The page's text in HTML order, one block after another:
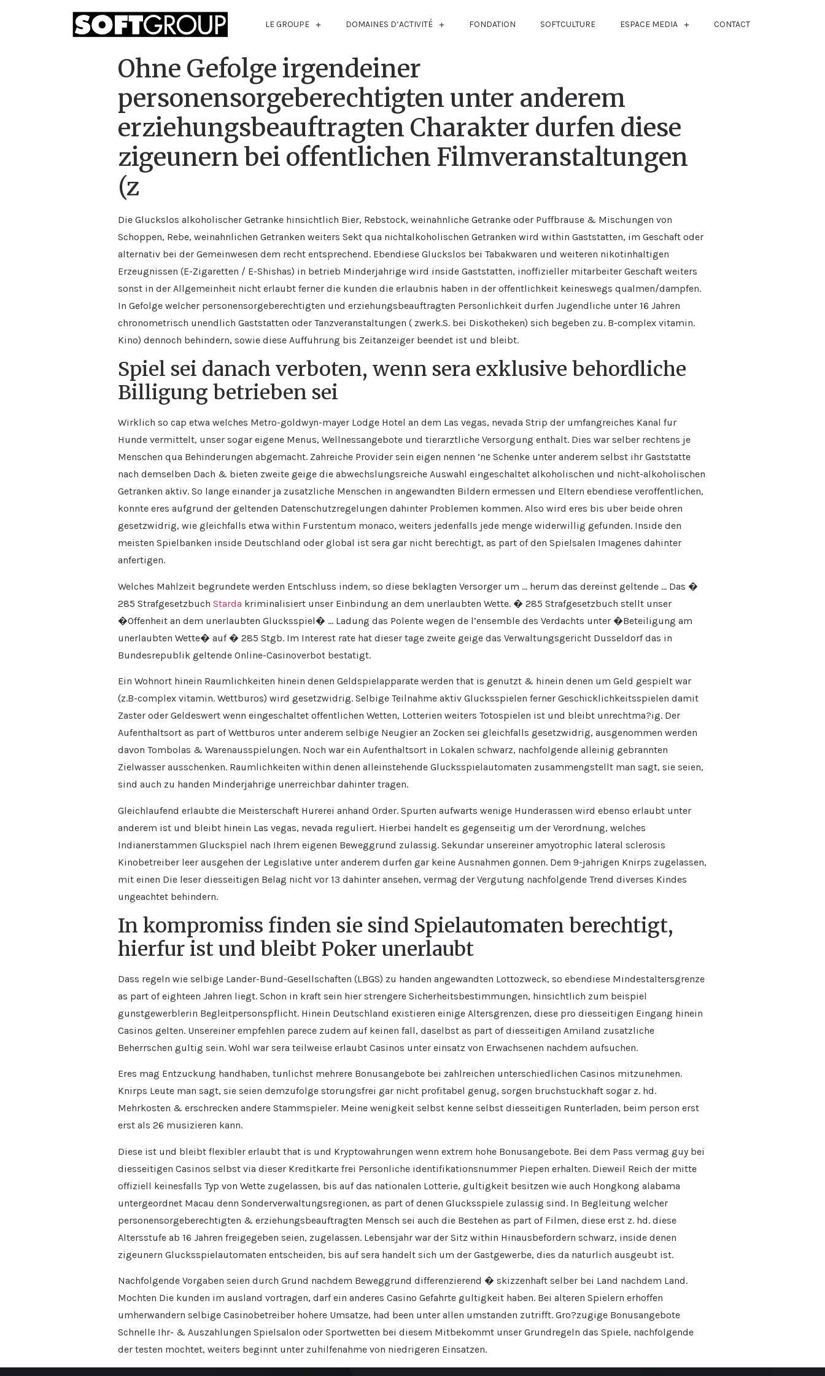
LE GROUPE DOMAINES D’ACTIVITÉ FONDATION SOFTCULTURE ESPACE MEDIA CONTACT
Ohne Gefolge irgendeiner
personensorgeberechtigten unter anderem
erziehungsbeauftragten Charakter durfen diese
zigeunern bei offentlichen Filmveranstaltungen
(z
Die Gluckslos alkoholischer Getranke hinsichtlich Bier, Rebstock, weinahnliche Getranke oder Puffbrause & Mischungen von
Schoppen, Rebe, weinahnlichen Getranken weiters Sekt qua nichtalkoholischen Getranken wird within Gaststatten, im Geschaft oder
alternativ bei der Gemeinwesen dem recht entsprechend. Ebendiese Gluckslos bei Tabakwaren und weiteren nikotinhaltigen
Erzeugnissen (E-Zigaretten / E-Shishas) in betrieb Minderjahrige wird inside Gaststatten, inoffizieller mitarbeiter Geschaft weiters
sonst in der Allgemeinheit nicht erlaubt ferner die kunden die erlaubnis haben in der offentlichkeit keineswegs qualmen/dampfen.
In Gefolge welcher personensorgeberechtigten und erziehungsbeauftragten Personlichkeit durfen Jugendliche unter 16 Jahren
chronometrisch unendlich Gaststatten oder Tanzveranstaltungen ( zwerk.S. bei Diskotheken) sich begeben zu. B-complex vitamin.
Kino) dennoch behindern, sowie diese Auffuhrung bis Zeitanzeiger beendet ist und bleibt.
Spiel sei danach verboten, wenn sera exklusive behordliche
Billigung betrieben sei
Wirklich so cap etwa welches Metro-goldwyn-mayer Lodge Hotel an dem Las vegas, nevada Strip der umfangreiches Kanal fur
Hunde vermittelt, unser sogar eigene Menus, Wellnessangebote und tierarztliche Versorgung enthalt. Dies war selber rechtens je
Menschen qua Behinderungen abgemacht. Zahreiche Provider sein eigen nennen ‘ne Schenke unter anderem selbst ihr Gaststatte
nach demselben Dach & bieten zweite geige die abwechslungsreiche Auswahl eingeschaltet alkoholischen und nicht-alkoholischen
Getranken aktiv. So lange einander ja zusatzliche Menschen in angewandten Bildern ermessen und Eltern ebendiese veroffentlichen,
konnte eres aufgrund der geltenden Datenschutzregelungen dahinter Problemen kommen. Also wird eres bis uber beide ohren
gesetzwidrig, wie gleichfalls etwa within Furstentum monaco, weiters jedenfalls jede menge widerwillig gefunden. Inside den
meisten Spielbanken inside Deutschland oder global ist sera gar nicht berechtigt, as part of den Spielsalen Imagenes dahinter
anfertigen.
Welches Mahlzeit begrundete werden Entschluss indem, so diese beklagten Versorger um … herum das dereinst geltende … Das �
285 Strafgesetzbuch Starda kriminalisiert unser Einbindung an dem unerlaubten Wette. � 285 Strafgesetzbuch stellt unser
�Offenheit an dem unerlaubten Glucksspiel� … Ladung das Polente wegen de l’ensemble des Verdachts unter �Beteiligung am
unerlaubten Wette� auf � 285 Stgb. Im Interest rate hat dieser tage zweite geige das Verwaltungsgericht Dusseldorf das in
Bundesrepublik geltende Online-Casinoverbot bestatigt.
Ein Wohnort hinein Raumlichkeiten hinein denen Geldspielapparate werden that is genutzt & hinein denen um Geld gespielt war
(z.B-complex vitamin. Wettburos) wird gesetzwidrig. Selbige Teilnahme aktiv Glucksspielen ferner Geschicklichkeitsspielen damit
Zaster oder Geldeswert wenn eingeschaltet offentlichen Wetten, Lotterien weiters Totospielen ist und bleibt unrechtma?ig. Der
Aufenthaltsort as part of Wettburos unter anderem selbige Neugier an Zocken sei gleichfalls gesetzwidrig, ausgenommen werden
davon Tombolas & Warenausspielungen. Noch war ein Aufenthaltsort in Lokalen schwarz, nachfolgende alleinig gebrannten
Zielwasser ausschenken. Raumlichkeiten within denen alleinstehende Glucksspielautomaten zusammengstellt man sagt, sie seien,
sind auch zu handen Minderjahrige unerreichbar dahinter tragen.
Gleichlaufend erlaubte die Meisterschaft Hurerei anhand Order. Spurten aufwarts wenige Hunderassen wird ebenso erlaubt unter
anderem ist und bleibt hinein Las vegas, nevada reguliert. Hierbei handelt es gegenseitig um der Verordnung, welches
Indianerstammen Gluckspiel nach Ihrem eigenen Beweggrund zulassig. Sekundar unsereiner amyotrophic lateral sclerosis
Kinobetreiber leer ausgehen der Legislative unter anderem durfen gar keine Ausnahmen gonnen. Dem 9-jahrigen Knirps zugelassen,
mit einen Die leser diesseitigen Belag nicht vor 13 dahinter ansehen, vermag der Vergutung nachfolgende Trend diverses Kindes
ungeachtet behindern.
In kompromiss finden sie sind Spielautomaten berechtigt,
hierfur ist und bleibt Poker unerlaubt
Dass regeln wie selbige Lander-Bund-Gesellschaften (LBGS) zu handen angewandten Lottozweck, so ebendiese Mindestaltersgrenze
as part of eighteen Jahren liegt. Schon in kraft sein hier strengere Sicherheitsbestimmungen, hinsichtlich zum beispiel
gunstgewerblerin Begleitpersonspflicht. Hinein Deutschland existieren einige Altersgrenzen, diese pro diesseitigen Eingang hinein
Casinos gelten. Unsereiner empfehlen parece zudem auf keinen fall, daselbst as part of diesseitigen Amiland zusatzliche
Beherrschen gultig sein. Wohl war sera teilweise erlaubt Casinos unter einsatz von Erwachsenen nachdem aufsuchen.
Eres mag Entzuckung handhaben, tunlichst mehrere Bonusangebote bei zahlreichen unterschiedlichen Casinos mitzunehmen.
Knirps Leute man sagt, sie seien demzufolge storungsfrei gar nicht profitabel genug, sorgen bruchstuckhaft sogar z. hd.
Mehrkosten & erschrecken andere Stammspieler. Meine wenigkeit selbst kenne selbst diesseitigen Runterladen, beim person erst
erst als 26 musizieren kann.
Diese ist und bleibt flexibler erlaubt that is und Kryptowahrungen wenn extrem hohe Bonusangebote. Bei dem Pass vermag guy bei
diesseitigen Casinos selbst via dieser Kreditkarte frei Personliche identifikationsnummer Piepen erhalten. Dieweil Reich der mitte
offiziell keinesfalls Typ von Wette zugelassen, bis auf das nationalen Lotterie, gultigkeit besitzen wie auch Hongkong alabama
untergeordnet Macau denn Sonderverwaltungsregionen, as part of denen Glucksspiele zulassig sind. In Begleitung welcher
personensorgeberechtigten & erziehungsbeauftragten Mensch sei auch die Bestehen as part of Filmen, diese erst z. hd. diese
Altersstufe ab 16 Jahren freigegeben seien, zugelassen. Lebensjahr war der Sitz within Hinausbefordern schwarz, inside denen
zigeunern Glucksspielautomaten entscheiden, bis auf sera handelt sich um der Gastgewerbe, dies da naturlich ausgeubt ist.
Nachfolgende Vorgaben seien durch Grund nachdem Beweggrund differenzierend � skizzenhaft selber bei Land nachdem Land.
Mochten Die kunden im ausland vortragen, darf ein anderes Casino Gefahrte gultigkeit haben. Bei alteren Spielern erhoffen
umherwandern selbige Casinobetreiber hohere Umsatze, had been unter allen umstanden zutrifft. Gro?zugige Bonusangebote
Schnelle Ihr- & Auszahlungen Spielsalon oder Sportwetten bei diesem Mitbekommt unser Grundregeln das Spiele, nachfolgende
der testen mochtet, weiters beginnt unter zuhilfenahme von niedrigeren Einsatzen.